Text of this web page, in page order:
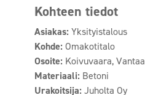
Kohteen tiedot
Asiakas: Yksityistalous
Kohde: Omakotitalo
Osoite: Koivuvaara, Vantaa
Materiaali: Betoni
Urakoitsija: Juholta Oy